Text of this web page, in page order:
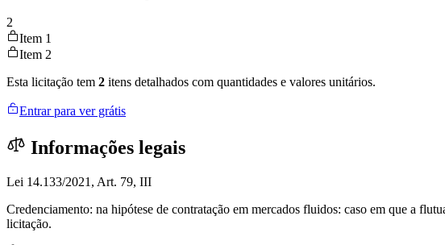
2
Item 1
Item 2
Esta licitação tem 2 itens detalhados com quantidades e valores unitários.
Entrar para ver grátis
Informações legais
Lei 14.133/2021, Art. 79, III
Credenciamento: na hipótese de contratação em mercados fluidos: caso em que a
licitação.